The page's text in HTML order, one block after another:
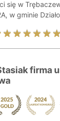
się w
w gminie
firma